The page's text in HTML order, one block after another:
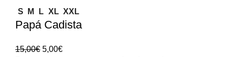
S M L XL XXL
Papá Cadista
15,00€ 5,00€